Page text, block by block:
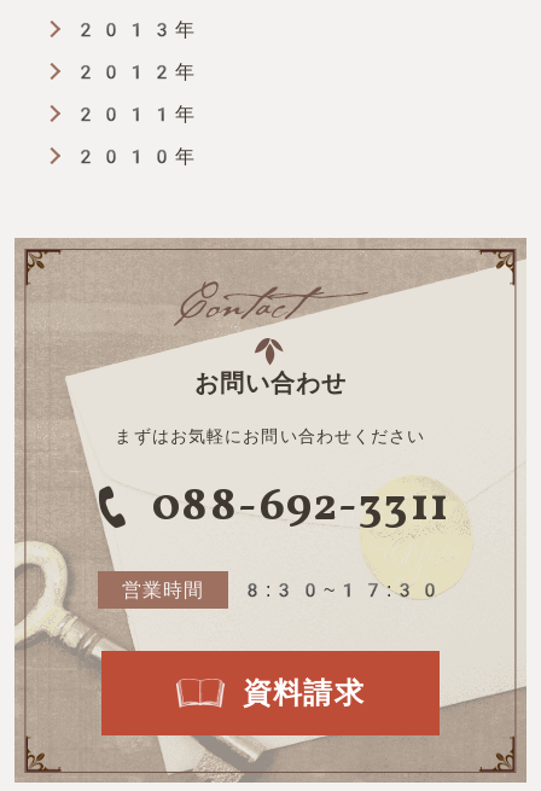
2013年
2012年
2011年
2010年
お問い合わせ
まずはお気軽にお問い合わせください
088-692-3311
営業時間 8:30~17:30
資料請求